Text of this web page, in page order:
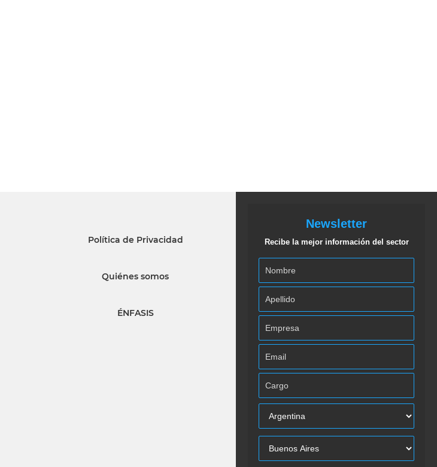
Política de Privacidad
Quiénes somos
ÉNFASIS
Newsletter
Recibe la mejor información del sector